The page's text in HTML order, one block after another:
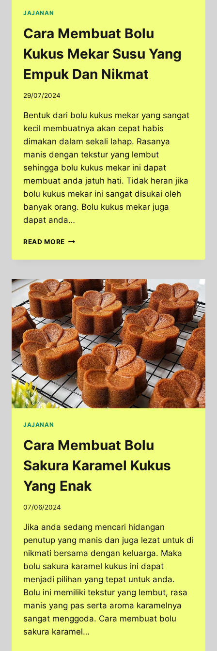
JAJANAN
Cara Membuat Bolu
Kukus Mekar Susu Yang
Empuk Dan Nikmat
29/07/2024
Bentuk dari bolu kukus mekar yang sangat
kecil membuatnya akan cepat habis
dimakan dalam sekali lahap. Rasanya
manis dengan tekstur yang lembut
sehingga bolu kukus mekar ini dapat
membuat anda jatuh hati. Tidak heran jika
bolu kukus mekar ini sangat disukai oleh
banyak orang. Bolu kukus mekar juga
dapat anda…
READ MORE CARA
BOLU
MEKAR
SUSU
YANG
EMPUK
DAN
NIKMAT
JAJANAN
Cara Membuat Bolu
Sakura Karamel Kukus
Yang Enak
07/06/2024
Jika anda sedang mencari hidangan
penutup yang manis dan juga lezat untuk di
nikmati bersama dengan keluarga. Maka
bolu sakura karamel kukus ini dapat
menjadi pilihan yang tepat untuk anda.
Bolu ini memiliki tekstur yang lembut, rasa
manis yang pas serta aroma karamelnya
sangat menggoda. Cara membuat bolu
sakura karamel…